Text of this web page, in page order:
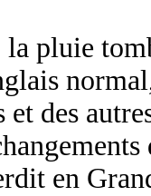
la pluie
et des
en